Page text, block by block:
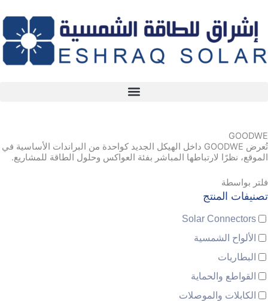
إلى
المحتوى
GOODWE
تُعرض GOODWE داخل الهيكل الجديد كواحدة من البراندات الأساسية في
الموقع، نظرًا لارتباطها المباشر بفئة العواكس وحلول الطاقة للمشاريع.
فلتر بواسطة
تصنيفات المنتج
Solar Connectors
الألواح الشمسية
البطاريات
القواطع والحماية
الكابلات والموصلات